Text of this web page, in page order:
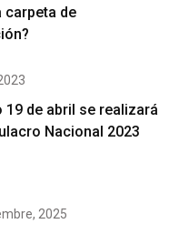
carpeta de
19 de abril se realizará
Nacional 2023
2025